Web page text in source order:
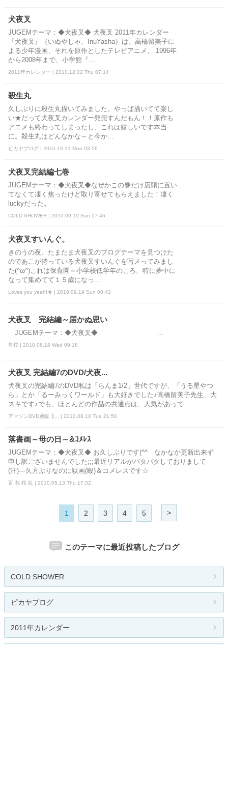
犬夜叉
JUGEMテーマ：◆犬夜叉◆ 犬夜叉 2011年カレンダー
『犬夜叉』（いぬやしゃ、InuYasha）は、高橋留美子に
よる少年漫画、それを原作としたテレビアニメ。 1996年
から2008年まで、小学館『...
2011年カレンダー | 2010.12.02 Thu 07:14
殺生丸
久しぶりに殺生丸描いてみました。やっぱ描いてて楽し
い★だって犬夜叉カレンダー発売すんだもん！！原作も
アニメも終わってしまったし、これは嬉しいです本当
に。殺生丸はどんなかな～と今か...
ピカヤブログ | 2010.10.11 Mon 03:56
犬夜叉完結編七巻
JUGEMテーマ：◆犬夜叉◆なぜかこの巻だけ店頭に置い
てなくて凄く焦ったけど取り寄せてもらえました！凄く
luckyだった。
COLD SHOWER | 2010.09.19 Sun 17:46
犬夜叉すいんぐ。
きのうの夜、たまたま犬夜叉のブログテーマを見つけた
のであこが持っている犬夜叉すいんぐを写メってみまし
た(^ω^)これは保育園～小学校低学年のころ、特に夢中に
なって集めてて１５歳になっ...
Loves you yeah!★ | 2010.09.19 Sun 08:42
犬夜叉 完結編～届かぬ思い
JUGEMテーマ：◆犬夜叉◆ ...
星桜 | 2010.08.18 Wed 09:18
犬夜叉 完結編7のDVD/犬夜...
犬夜叉の完結編7のDVD私は「らんま1/2」世代ですが、「うる星やつ
ら」とか「るーみっくワールド」も大好きでした♪高橋留美子先生、大
スキです♪でも、ほとんどの作品の共通点は、人気があって...
アマゾンDVD通販【... | 2010.08.10 Tue 21:50
落書画～母の日～&ｺﾒﾚｽ
JUGEMテーマ：◆犬夜叉◆ お久しぶりです(^^ゞなかなか更新出来ず
申し訳ございませんでした;;;最近リアルがバタバタしておりまして
(汗)―久方ぶりなのに駄画(殴)＆コメレスです☆
百 花 桜 乱 | 2010.05.13 Thu 17:32
1 2 3 4 5 >
このテーマに最近投稿したブログ
COLD SHOWER
ピカヤブログ
2011年カレンダー